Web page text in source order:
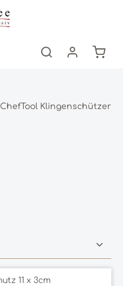
ChefTool Klingenschützer